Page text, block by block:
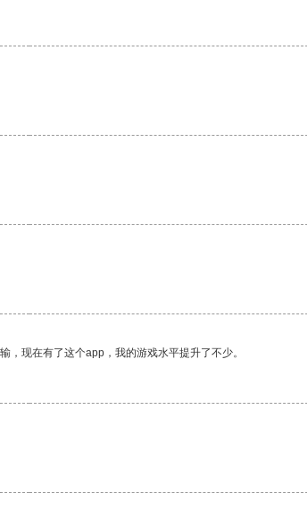
现在有了这个app，我的游戏水平提升了不少。